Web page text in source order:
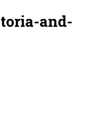
and-